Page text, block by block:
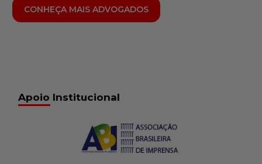
CONHEÇA MAIS ADVOGADOS
Apoio Institucional